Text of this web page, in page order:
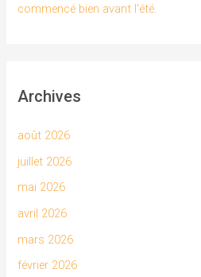
commencé bien avant l’été.
Archives
août 2026
juillet 2026
mai 2026
avril 2026
mars 2026
février 2026